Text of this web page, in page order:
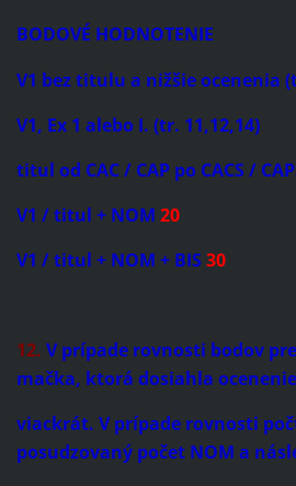
BODOVÉ HODNOTENIE
V1 bez titulu a nižšie ocenenia
V1, Ex 1 alebo I. (tr. 11,12,14)
titul od CAC / CAP po CACS /
V1 / titul + NOM 20
V1 / titul + NOM + BIS30
12. V prípade rovnosti bodov
mačka, ktorá dosiahla
viackrát. V prípade rovnosti
posudzovaný počet NOM a